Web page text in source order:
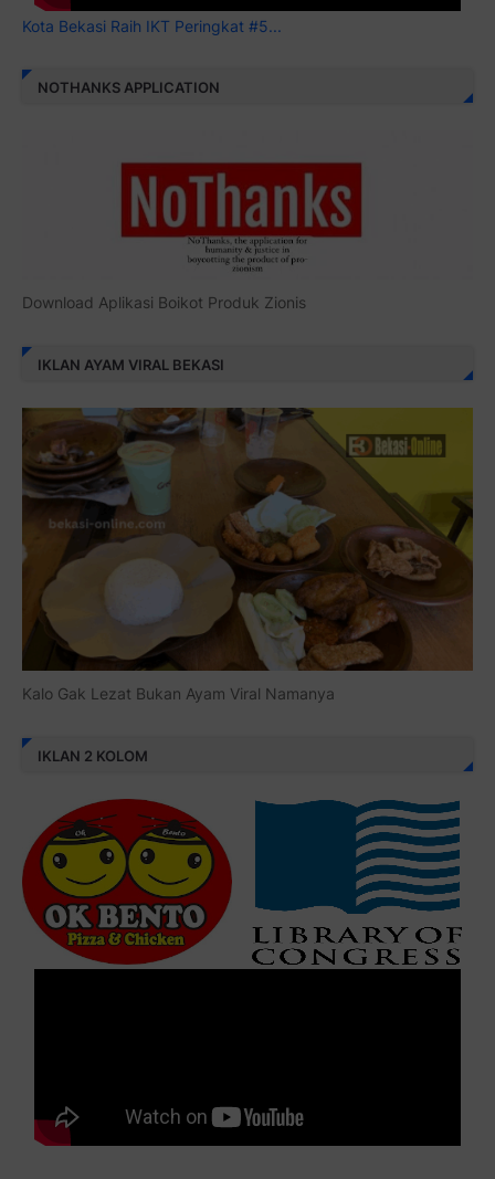
Kota Bekasi Raih IKT Peringkat #5...
NOTHANKS APPLICATION
Download Aplikasi Boikot Produk Zionis
IKLAN AYAM VIRAL BEKASI
Kalo Gak Lezat Bukan Ayam Viral Namanya
IKLAN 2 KOLOM